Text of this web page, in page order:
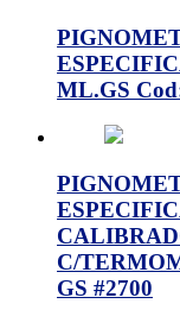
ML.GS
C/
GS #2700